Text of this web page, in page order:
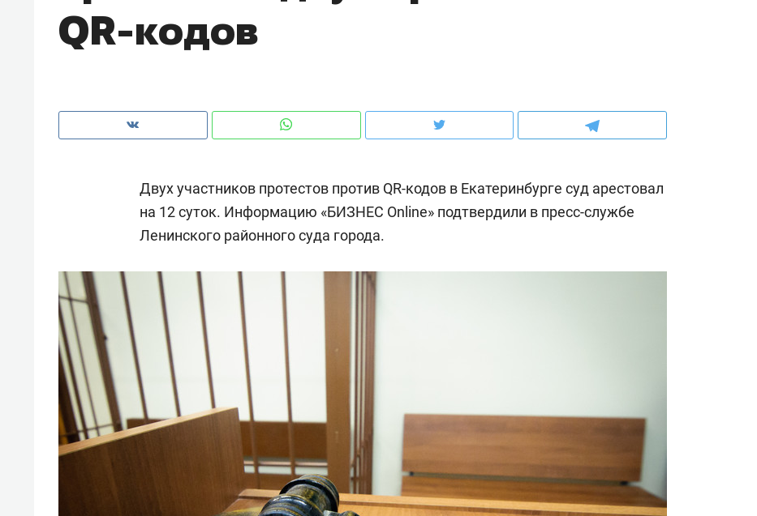
QR-кодов
Двух участников протестов против QR-кодов в Екатеринбурге суд арестовал
на 12 суток. Информацию «БИЗНЕС Online» подтвердили в пресс-службе
Ленинского районного суда города.
чем интересен Оман?
Рекомендуем
Как ГК «МИР ГРУПП» и ВТБ
создают оазис жилого
комфорта под Казанью
Рекомендуем
безопасность в ЖК «Нова»